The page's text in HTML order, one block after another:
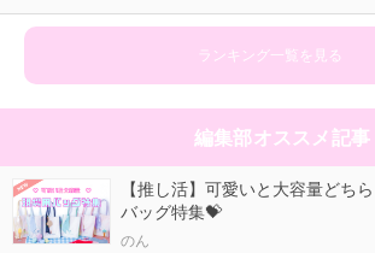
ランキング一覧を見る
編集部オススメ記事
【推し活】可愛いと大容量どち
バッグ特集💝
のん